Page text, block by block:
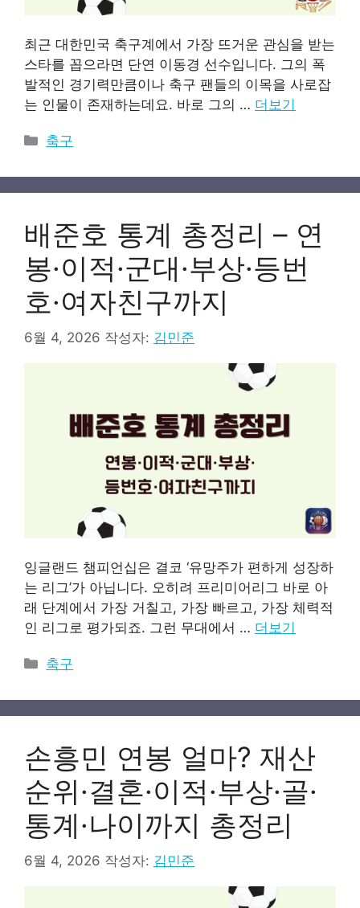
최근 대한민국 축구계에서 가장 뜨거운 관심을 받는
스타를 꼽으라면 단연 이동경 선수입니다. 그의 폭
발적인 경기력만큼이나 축구 팬들의 이목을 사로잡
는 인물이 존재하는데요. 바로 그의 … 더보기
카
고
리
축구
배준호 통계 총정리 – 연
봉·이적·군대·부상·등번
호·여자친구까지
6월 4, 2026 작성자: 김민준
잉글랜드 챔피언십은 결코 ‘유망주가 편하게 성장하
는 리그’가 아닙니다. 오히려 프리미어리그 바로 아
래 단계에서 가장 거칠고, 가장 빠르고, 가장 체력적
인 리그로 평가되죠. 그런 무대에서 … 더보기
카
고
리
축구
손흥민 연봉 얼마? 재산
순위·결혼·이적·부상·골·
통계·나이까지 총정리
6월 4, 2026 작성자: 김민준